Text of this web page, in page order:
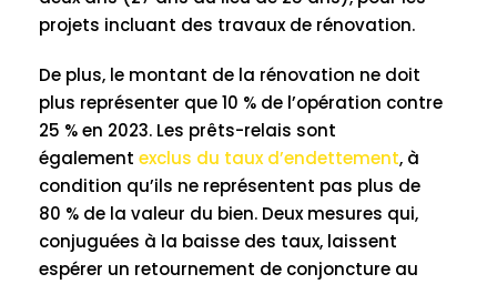
projets incluant des travaux de rénovation.
De plus, le montant de la rénovation ne doit
plus représenter que 10 % de l’opération contre
25 % en 2023. Les prêts-relais sont
également exclus du taux d’endettement, à
condition qu’ils ne représentent pas plus de
80 % de la valeur du bien. Deux mesures qui,
conjuguées à la baisse des taux, laissent
espérer un retournement de conjoncture au